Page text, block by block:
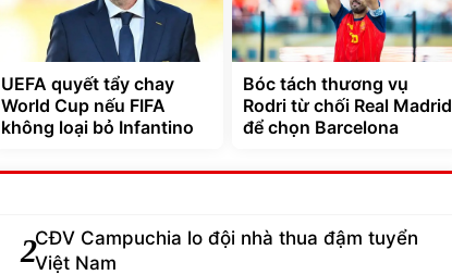
UEFA quyết tẩy chay
World Cup nếu FIFA
không loại bỏ Infantino
Bóc tách thương vụ
Rodri từ chối Real Madrid
để chọn Barcelona
2CĐV Campuchia lo đội nhà thua đậm tuyển
Việt Nam